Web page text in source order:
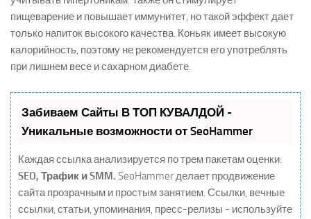
пищеварение и повышает иммунитет, но такой эффект дает
только напиток высокого качества. Коньяк имеет высокую
калорийность, поэтому не рекомендуется его употреблять
при лишнем весе и сахарном диабете.
Забиваем Сайты В ТОП КУВАЛДОЙ -
Уникальные возможности от SeoHammer
Каждая ссылка анализируется по трем пакетам оценки:
SEO, Трафик и SMM. SeoHammer делает продвижение
сайта прозрачным и простым занятием. Ссылки, вечные
ссылки, статьи, упоминания, пресс-релизы - используйте